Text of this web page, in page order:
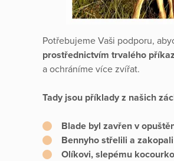
Potřebujeme Vaši podporu,
prostřednictvím trvalého
a ochráníme více zvířat.
Tady jsou příklady z našich
Blade byl zavřen v
Bennyho střelili a
Olíkovi, slepému